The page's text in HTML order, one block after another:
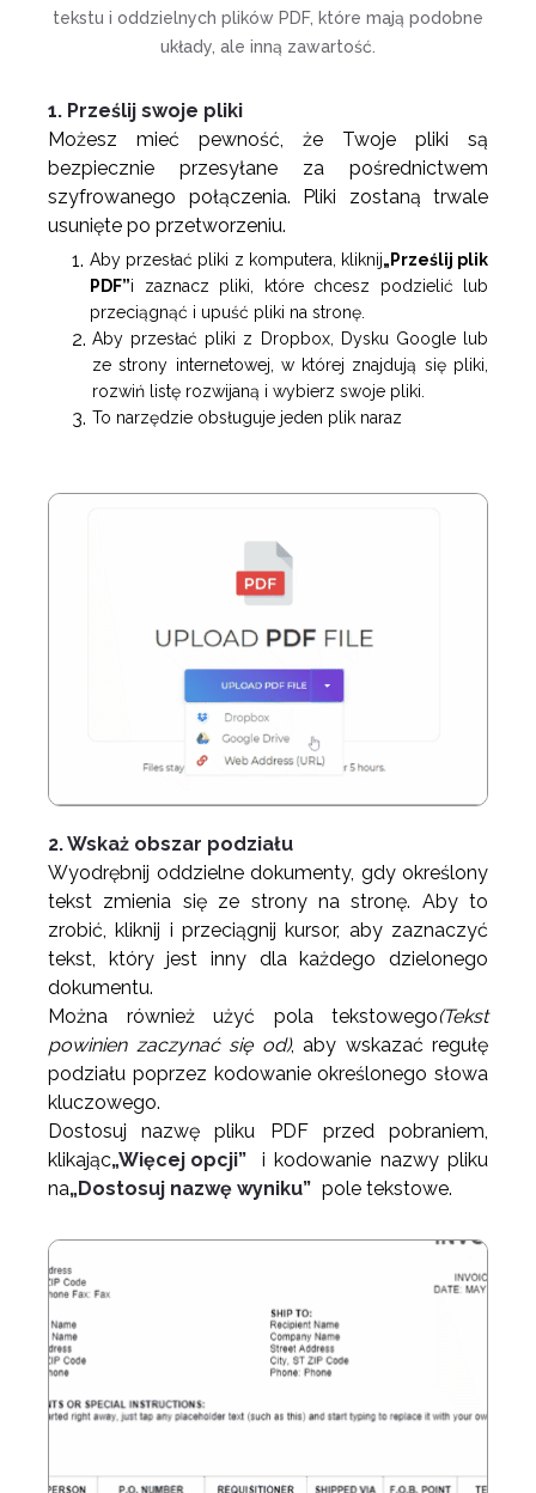
tekstu i oddzielnych plików PDF, które mają podobne
układy, ale inną zawartość.
1. Prześlij swoje pliki
Możesz mieć pewność, że Twoje pliki są
bezpiecznie przesyłane za pośrednictwem
szyfrowanego połączenia. Pliki zostaną trwale
usunięte po przetworzeniu.
Aby przesłać pliki z komputera, kliknij„Prześlij plik
PDF”i zaznacz pliki, które chcesz podzielić lub
przeciągnąć i upuść pliki na stronę.
Aby przesłać pliki z Dropbox, Dysku Google lub
ze strony internetowej, w której znajdują się pliki,
rozwiń listę rozwijaną i wybierz swoje pliki.
To narzędzie obsługuje jeden plik naraz
2. Wskaż obszar podziału
Wyodrębnij oddzielne dokumenty, gdy określony
tekst zmienia się ze strony na stronę. Aby to
zrobić, kliknij i przeciągnij kursor, aby zaznaczyć
tekst, który jest inny dla każdego dzielonego
dokumentu.
Można również użyć pola tekstowego(Tekst
powinien zaczynać się od), aby wskazać regułę
podziału poprzez kodowanie określonego słowa
kluczowego.
Dostosuj nazwę pliku PDF przed pobraniem,
klikając„Więcej opcji”
i kodowanie nazwy pliku
na„Dostosuj nazwę wyniku” pole tekstowe.